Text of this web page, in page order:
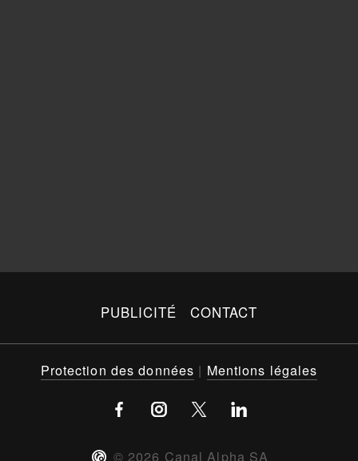
PUBLICITÉ CONTACT
© 2026 Canal Alpha SA
Protection des données | Mentions légales